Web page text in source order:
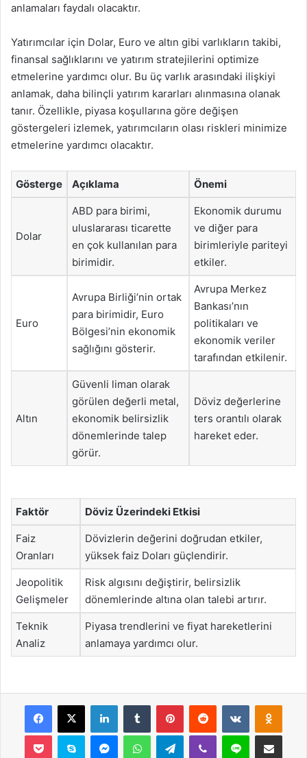
anlamaları faydalı olacaktır.
Yatırımcılar için Dolar, Euro ve altın gibi varlıkların takibi,
finansal sağlıklarını ve yatırım stratejilerini optimize
etmelerine yardımcı olur. Bu üç varlık arasındaki ilişkiyi
anlamak, daha bilinçli yatırım kararları alınmasına olanak
tanır. Özellikle, piyasa koşullarına göre değişen
göstergeleri izlemek, yatırımcıların olası riskleri minimize
etmelerine yardımcı olacaktır.
Gösterge Açıklama Önemi
Dolar
ABD para birimi,
uluslararası ticarette
en çok kullanılan para
birimidir.
Ekonomik durumu
ve diğer para
birimleriyle pariteyi
etkiler.
Euro
Avrupa Birliği’nin ortak
para birimidir, Euro
Bölgesi’nin ekonomik
sağlığını gösterir.
Avrupa Merkez
Bankası’nın
politikaları ve
ekonomik veriler
tarafından etkilenir.
Altın
Güvenli liman olarak
görülen değerli metal,
ekonomik belirsizlik
dönemlerinde talep
görür.
Döviz değerlerine
ters orantılı olarak
hareket eder.
Faktör Döviz Üzerindeki Etkisi
Faiz
Oranları
Dövizlerin değerini doğrudan etkiler,
yüksek faiz Doları güçlendirir.
Jeopolitik
Gelişmeler
Risk algısını değiştirir, belirsizlik
dönemlerinde altına olan talebi artırır.
Teknik
Analiz
Piyasa trendlerini ve fiyat hareketlerini
anlamaya yardımcı olur.
Facebook
X LinkedInTumblr PinterestReddit VKontakte
Pocket Skype MessengerWhatsAppTelegramViber Line E-Posta ile